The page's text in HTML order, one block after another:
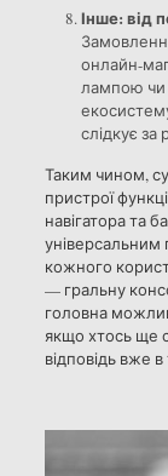
Інше: від
онлайн-
лампою чи
слідкує
Таким чином,
пристрої
навігатора та
універсальним
кожного
— гральну
головна
якщо хтось ще
відповідь вже